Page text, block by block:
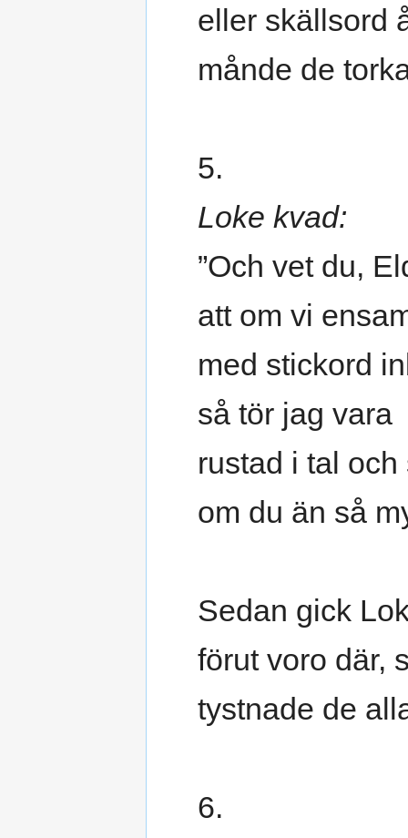
eller skällsord
månde de
5.
Loke kvad:
”Och vet du,
att om vi
med stickord
så tör jag vara
rustad i tal och
om du än så
Sedan gick
förut voro där,
tystnade de
6.